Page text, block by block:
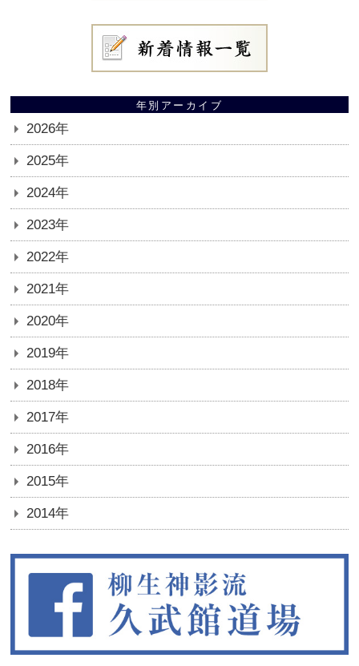
年別アーカイブ
2026年
2025年
2024年
2023年
2022年
2021年
2020年
2019年
2018年
2017年
2016年
2015年
2014年